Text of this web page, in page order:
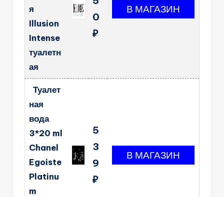
я
Illusion
Intense
туалетн
ая
0
₽
Туалет
ная
вода
3*20 ml
Chanel
Egoiste
Platinu
m
5
3
9
₽